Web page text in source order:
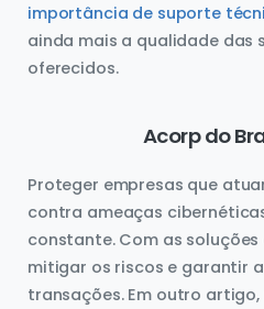
importância de suporte
ainda mais a qualidade das
oferecidos.
Acorp do
Proteger empresas que
contra ameaças
constante. Com as
mitigar os riscos e garantir
transações. Em outro